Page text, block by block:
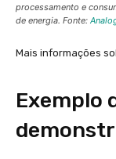
processamento e
de energia. Fonte:
Mais informações
Exemplo